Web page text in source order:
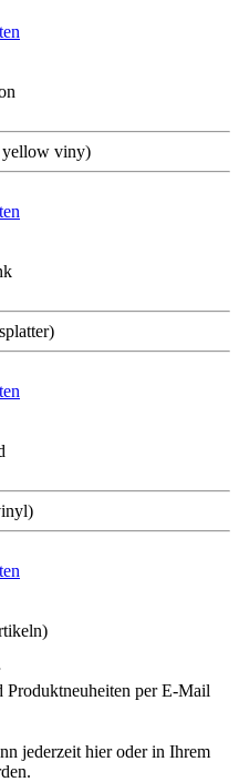
yellow viny)
Produktneuheiten per E-Mail
jederzeit hier oder in Ihrem